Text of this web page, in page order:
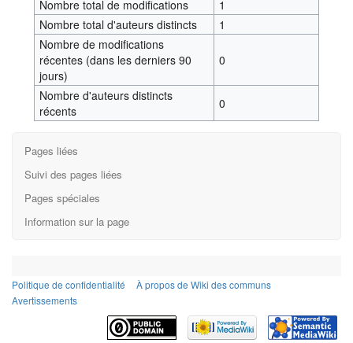
Nombre total de modifications
1
Nombre total d'auteurs distincts
1
Nombre de modifications
récentes (dans les derniers 90
jours)
0
Nombre d'auteurs distincts
récents
0
Pages liées
Suivi des pages liées
Pages spéciales
Information sur la page
Politique de confidentialité
À propos de Wiki des communs
Avertissements